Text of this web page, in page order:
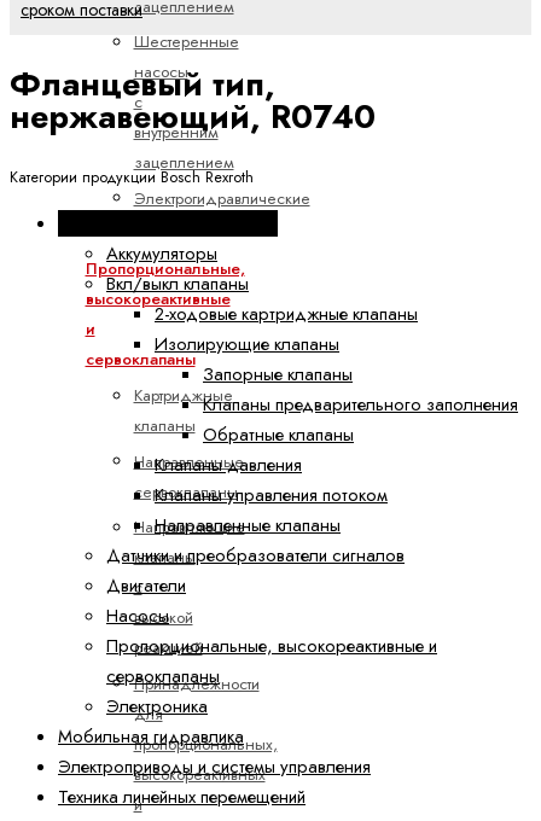
зацеплением
Шестеренные
насосы
с
внутренним
зацеплением
Электрогидравлические
Пропорциональные,
высокореактивные
и
сервоклапаны
Картриджные
клапаны
Направленные
сервоклапаны
Направляющие
клапаны
с
высокой
реакцией
Принадлежности
для
пропорциональных,
высокореактивных
и
сроком поставки
Фланцевый тип,
нержавеющий, R0740
Категории продукции Bosch Rexroth
Аккумуляторы
Вкл/выкл клапаны
2-ходовые картриджные клапаны
Изолирующие клапаны
Запорные клапаны
Клапаны предварительного заполнения
Обратные клапаны
Клапаны давления
Клапаны управления потоком
Направленные клапаны
Датчики и преобразователи сигналов
Двигатели
Насосы
Пропорциональные, высокореактивные и
сервоклапаны
Электроника
Мобильная гидравлика
Электроприводы и системы управления
Техника линейных перемещений